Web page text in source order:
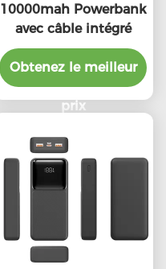
10000mah Powerbank
avec câble intégré
Obtenez le meilleur
prix